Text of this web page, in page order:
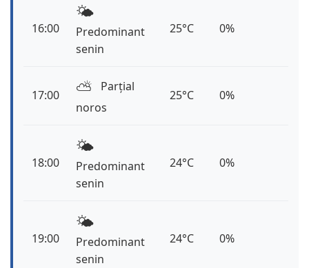
16:00
🌤️
Predominant
senin
25°C 0%
17:00 ⛅️
Parțial
noros
25°C 0%
18:00
🌤️
Predominant
senin
24°C 0%
19:00
🌤️
Predominant
senin
24°C 0%